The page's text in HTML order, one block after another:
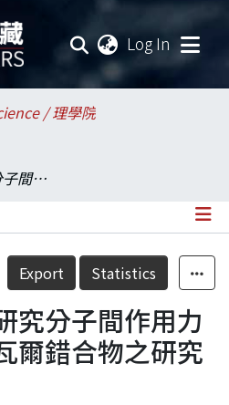
Log In
/ 理學院
利用雷射技術研究分子間作用力─鹼金屬凡得瓦爾錯合物之研究(子計畫一)
Details
Export Statistics
究分子間作用力
爾錯合物之研究